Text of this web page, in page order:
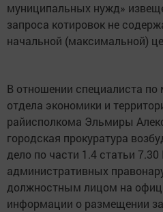
муниципальных нужд»
запроса котировок не
начальной (максимальной)
В отношении специалиста
отдела экономики и
райисполкома Эльмиры
городская прокуратура
дело по части 1.4 статьи
административных
должностным лицом на
информации о размещении